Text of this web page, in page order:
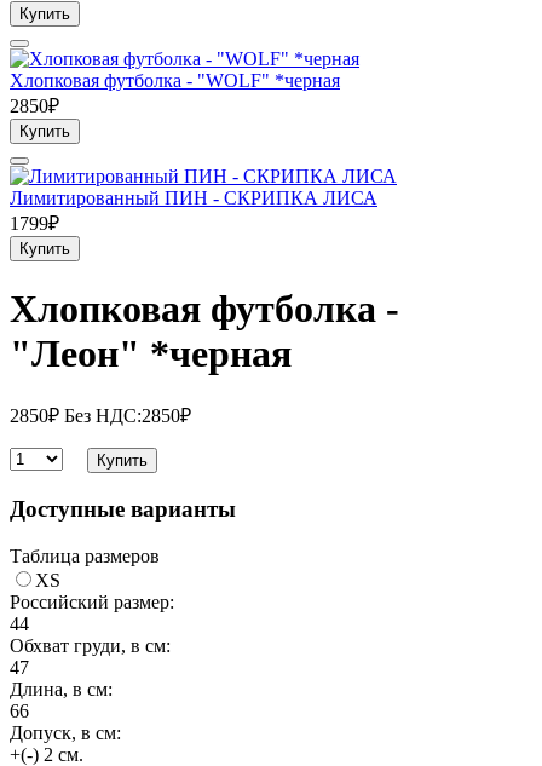
Купить
Хлопковая футболка - "WOLF" *черная
2850₽
Купить
Лимитированный ПИН - СКРИПКА ЛИСА
1799₽
Купить
Хлопковая футболка -
"Леон" *черная
2850₽ Без НДС:2850₽
Купить
Доступные варианты
Таблица размеров
XS
Российский размер:
44
Обхват груди, в см:
47
Длина, в см:
66
Допуск, в см:
+(-) 2 см.